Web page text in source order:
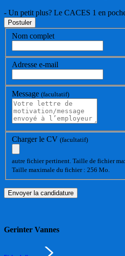
- Un petit plus? Le CACES 1 en
Nom complet
Adresse e-mail
Message (facultatif)
Charger le CV (facultatif)
autre fichier pertinent. Taille de fichier
Taille maximale du fichier : 256 Mo.
Gerinter Vannes